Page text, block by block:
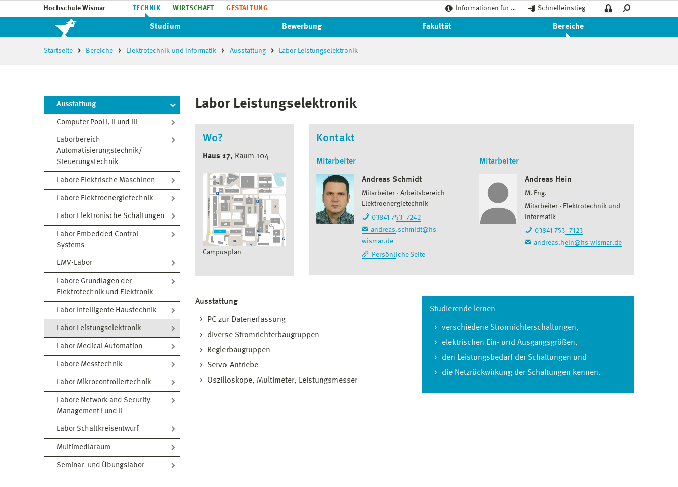
Hochschule Wismar TECHNIK WIRTSCHAFT GESTALTUNG Informationen für … Schnelleinstieg
Studium Bewerbung Fakultät Bereiche
Startseite Bereiche Elektrotechnik und Informatik Ausstattung Labor Leistungselektronik
Ausstattung
Computer Pool I, II und III
Laborbereich
Automatisierungstechnik/
Steuerungstechnik
Labore Elektrische Maschinen
Labore Elektroenergietechnik
Labor Elektronische Schaltungen
Labor Embedded Control-
Systems
EMV-Labor
Labore Grundlagen der
Elektrotechnik und Elektronik
Labor Intelligente Haustechnik
Labor Leistungselektronik
Labor Medical Automation
Labore Messtechnik
Labor Mikrocontrollertechnik
Labore Network and Security
Management I und II
Labor Schaltkreisentwurf
Multimediaraum
Seminar- und Übungslabor
Labor Leistungselektronik
Wo?
Haus 17, Raum 104
Campusplan
Kontakt
Mitarbeiter
Andreas Schmidt
Mitarbeiter
Arbeitsbereich
Elektroenergietechnik
03841 753–7242
andreas.schmidt@hs-
wismar.de
Persönliche Seite
Mitarbeiter
Andreas Hein
M. Eng.
Mitarbeiter
Elektrotechnik und
Informatik
03841 753–7123
andreas.hein@hs-wismar.de
Ausstattung
PC zur Datenerfassung
diverse Stromrichterbaugruppen
Reglerbaugruppen
Servo-Antriebe
Oszilloskope, Multimeter, Leistungsmesser
Studierende lernen
verschiedene Stromrichterschaltungen,
elektrischen Ein- und Ausgangsgrößen,
den Leistungsbedarf der Schaltungen und
die Netzrückwirkung der Schaltungen kennen.